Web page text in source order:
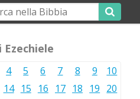
4 5 6 7 8 9
10
14 15 16 17 18 19 20